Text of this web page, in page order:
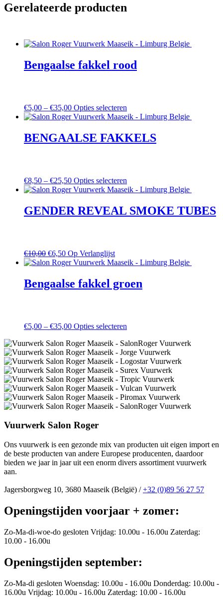
Gerelateerde producten
Bengaalse fakkel rood
€5,00 – €35,00 Opties selecteren
BENGAALSE FAKKELS
€8,50 – €25,50 Opties selecteren
GENDER REVEAL SMOKE TUBES
€10,00 €6,50 Op Verlanglijst
Bengaalse fakkel groen
€5,00 – €35,00 Opties selecteren
Vuurwerk Salon Roger
Ons vuurwerk is een gezonde mix van producten uit eigen import en
de beste producten van andere Europese producenten, daardoor
bieden we jaar in jaar uit een enorm divers assortiment vuurwerk
aan.
Jagersborgweg 10, 3680 Maaseik (België) /+32 (0)89 56 27 57
Openingstijden voorjaar + zomer:
Zo-Ma-di-woe-do gesloten Vrijdag: 10.00u - 16.00u Zaterdag:
10.00 - 16.00u
Openingstijden september:
Zo-Ma-di gesloten Woensdag: 10.00u - 16.00u Donderdag: 10.00u -
16.00u Vrijdag: 10.00u - 16.00u Zaterdag: 10.00 - 16.00u